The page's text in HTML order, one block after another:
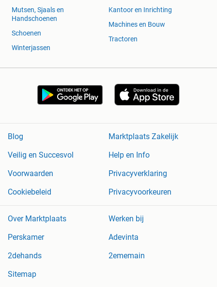
Mutsen, Sjaals en
Handschoenen
Schoenen
Winterjassen
Kantoor en Inrichting
Machines en Bouw
Tractoren
Blog
Marktplaats Zakelijk
Veilig en Succesvol
Help en Info
Voorwaarden
Privacyverklaring
Cookiebeleid
Privacyvoorkeuren
Over Marktplaats
Werken bij
Perskamer
Adevinta
2dehands
2ememain
Sitemap